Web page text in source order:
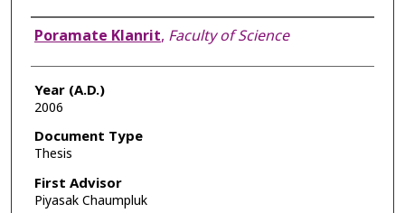
Author
Poramate Klanrit, Faculty of Science
Year (A.D.)
2006
Document Type
Thesis
First Advisor
Piyasak Chaumpluk